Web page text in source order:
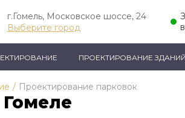
г.Гомель, Московское шоссе, 24
Выберите город
ПРОЕКТИРОВАНИЕ ЗДАНИЙ
/ Проектирование парковок